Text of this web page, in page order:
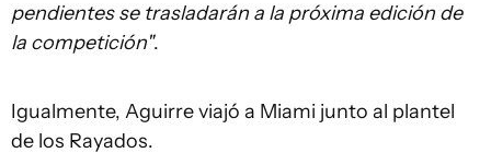
pendientes se trasladarán a la próxima edición de
la competición".
Igualmente, Aguirre viajó a Miami junto al plantel
de los Rayados.